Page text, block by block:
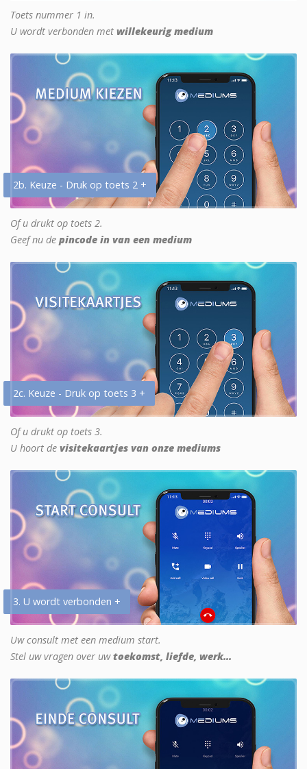
Toets nummer 1 in.
U wordt verbonden met willekeurig medium
2b. Keuze - Druk op toets 2 +
Of u drukt op toets 2.
Geef nu de pincode in van een medium
2c. Keuze - Druk op toets 3 +
Of u drukt op toets 3.
U hoort de visitekaartjes van onze mediums
3. U wordt verbonden +
Uw consult met een medium start.
Stel uw vragen over uwtoekomst, liefde, werk...